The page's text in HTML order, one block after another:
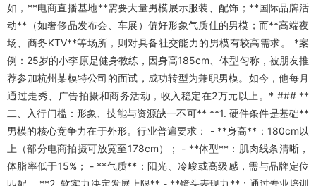
如，**电商直播基地**需要大量男模展示服装、配饰；**国际品牌活
动**（如奢侈品发布会、车展）偏好形象气质佳的男模；而**高端夜
场、商务KTV**等场所，则对具备社交能力的男模有较高需求。 *案
例：25岁的小李原是健身教练，因身高185cm、体型匀称，被朋友推
荐参加杭州某模特公司的面试，成功转型为兼职男模。如今，他每月
通过走秀、广告拍摄和商务活动，收入稳定在2万元以上。* ### **
二、入行门槛：形象、技能与资源缺一不可** **1. 硬件条件是基础**
男模的核心竞争力在于外形。行业普遍要求： - **身高**：180cm以
上（部分电商拍摄可放宽至178cm）； - **体型**：肌肉线条清晰，
体脂率低于15%； - **气质**：阳光、冷峻或高级感，需与品牌定位
匹配。 **2. 软实力决定发展上限** - **镜头表现力**：通过专业培训